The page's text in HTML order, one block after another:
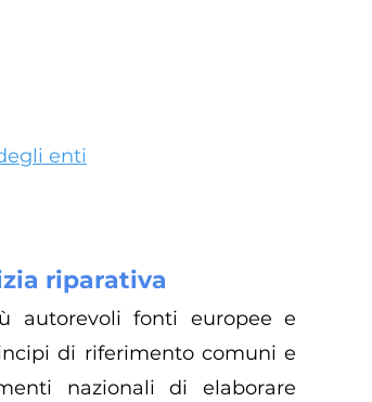
enti
riparativa
autorevoli fonti europee e
di riferimento comuni e
nazionali di elaborare